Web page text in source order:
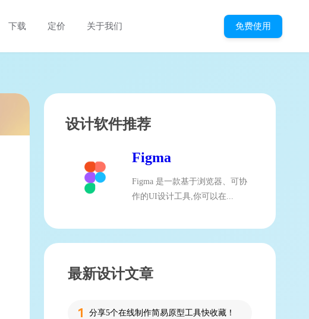
下载 定价 关于我们 免费使用
设计软件推荐
Figma
Figma 是一款基于浏览器、可协
作的UI设计工具,你可以在...
最新设计文章
分享5个在线制作简易原型工具快收藏！